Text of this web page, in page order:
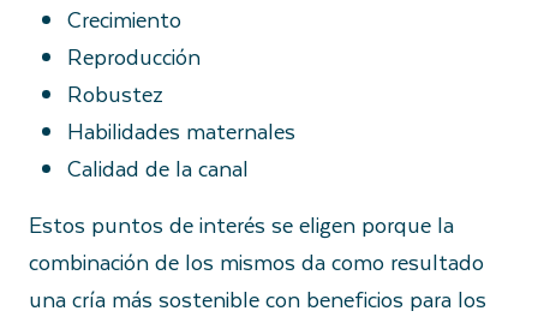
Crecimiento
Reproducción
Robustez
Habilidades maternales
Calidad de la canal
Estos puntos de interés se eligen porque la
combinación de los mismos da como resultado
una cría más sostenible con beneficios para los